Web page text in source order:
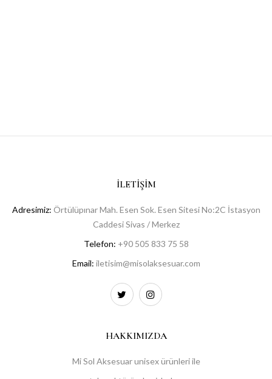
İLETIŞIM
Adresimiz: Örtülüpınar Mah. Esen Sok. Esen Sitesi No:2C İstasyon
Caddesi Sivas / Merkez
Telefon: +90 505 833 75 58
Email: iletisim@misolaksesuar.com
HAKKIMIZDA
Mi Sol Aksesuar unisex ürünleri ile